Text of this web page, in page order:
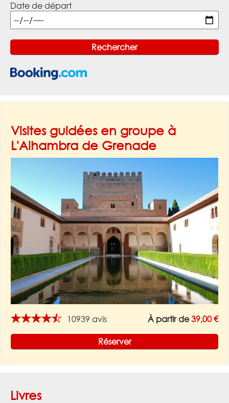
Date de départ
Visites guidées en groupe à
L'Alhambra de Grenade
★★★★★ 10939 avis À partir de39,00 €
Réserver
Livres